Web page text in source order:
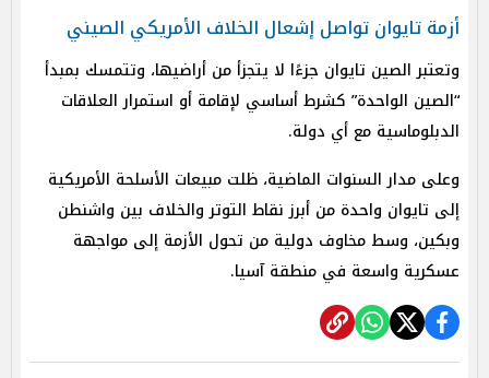
أزمة تايوان تواصل إشعال الخلاف الأمريكي الصيني
وتعتبر الصين تايوان جزءًا لا يتجزأ من أراضيها، وتتمسك بمبدأ
“الصين الواحدة” كشرط أساسي لإقامة أو استمرار العلاقات
الدبلوماسية مع أي دولة.
وعلى مدار السنوات الماضية، ظلت مبيعات الأسلحة الأمريكية
إلى تايوان واحدة من أبرز نقاط التوتر والخلاف بين واشنطن
وبكين، وسط مخاوف دولية من تحول الأزمة إلى مواجهة
عسكرية واسعة في منطقة آسيا.